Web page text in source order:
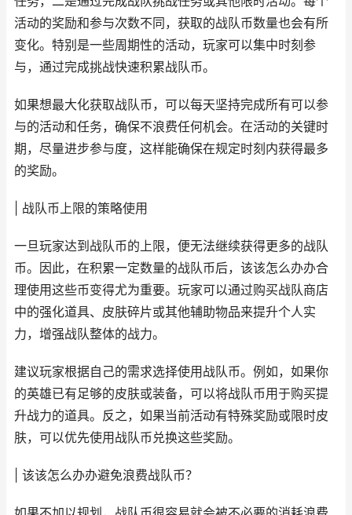
活动的奖励和参与次数不同，获取的战队币数量也会有所
变化。特别是一些周期性的活动，玩家可以集中时刻参
与，通过完成挑战快速积累战队币。
如果想最大化获取战队币，可以每天坚持完成所有可以参
与的活动和任务，确保不浪费任何机会。在活动的关键时
期，尽量进步参与度，这样能确保在规定时刻内获得最多
的奖励。
| 战队币上限的策略使用
一旦玩家达到战队币的上限，便无法继续获得更多的战队
币。因此，在积累一定数量的战队币后，该该怎么办办合
理使用这些币变得尤为重要。玩家可以通过购买战队商店
中的强化道具、皮肤碎片或其他辅助物品来提升个人实
力，增强战队整体的战力。
建议玩家根据自己的需求选择使用战队币。例如，如果你
的英雄已有足够的皮肤或装备，可以将战队币用于购买提
升战力的道具。反之，如果当前活动有特殊奖励或限时皮
肤，可以优先使用战队币兑换这些奖励。
| 该该怎么办办避免浪费战队币？